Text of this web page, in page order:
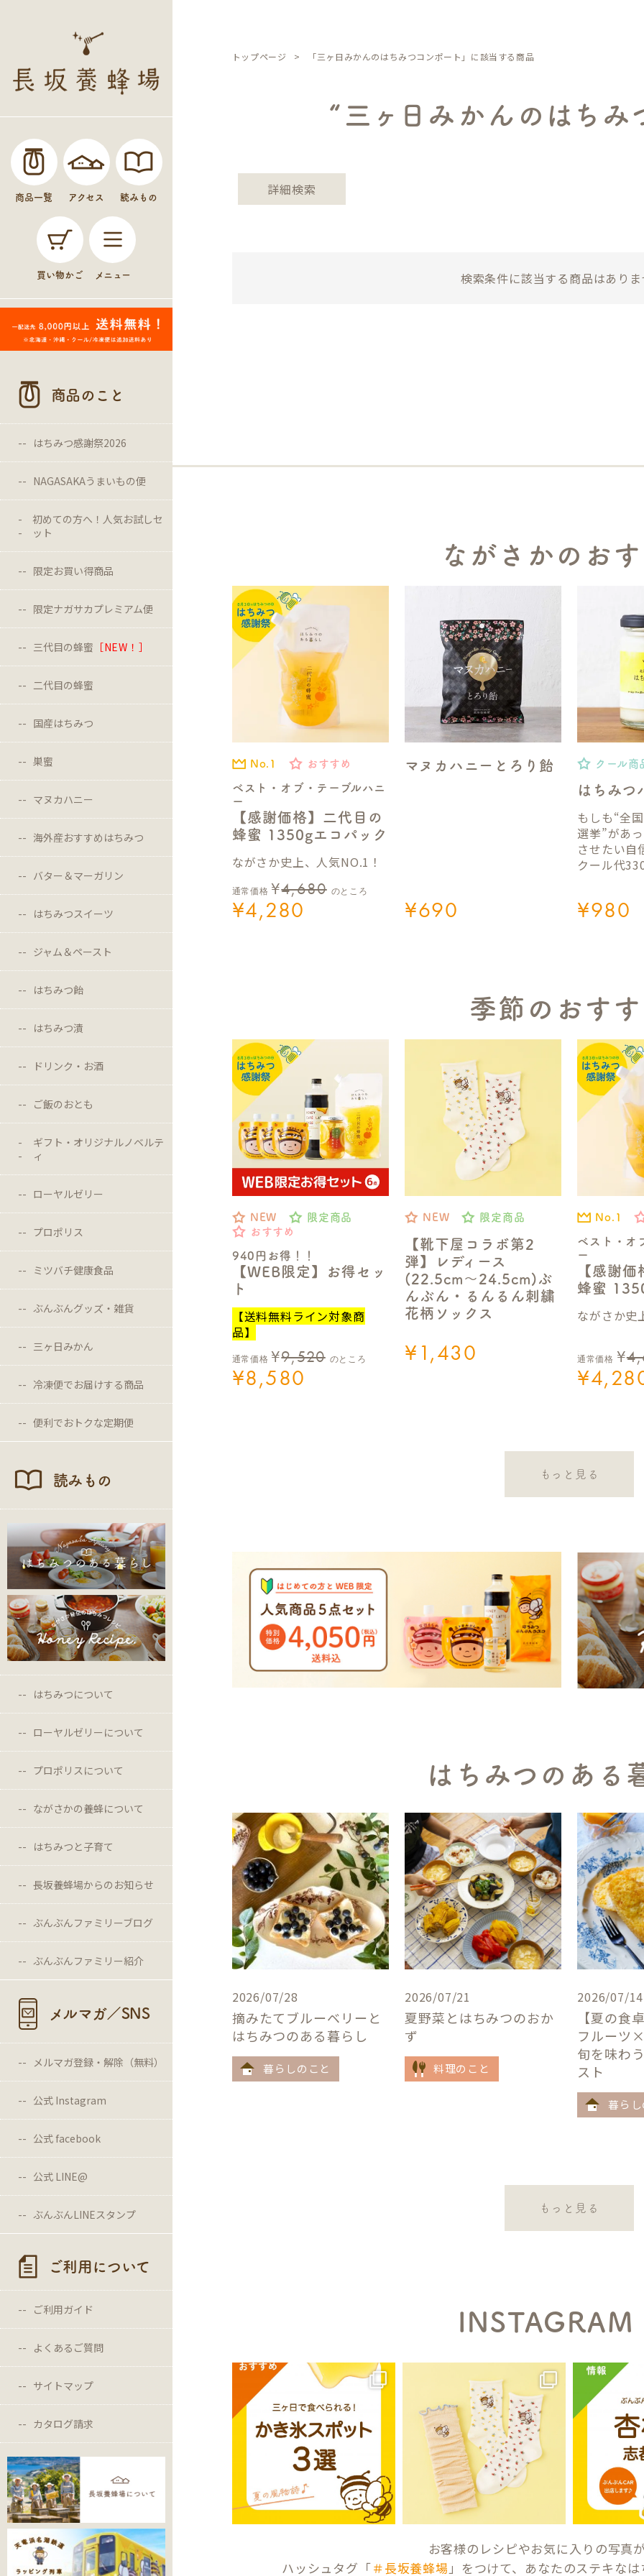
商品一覧 アクセス 読みもの
買い物かご メニュー
商品のこと
はちみつ感謝祭2026
NAGASAKAうまいもの便
初めての方へ！人気お試しセ
ット
限定お買い得商品
限定ナガサカプレミアム便
三代目の蜂蜜 ［NEW！］
二代目の蜂蜜
国産はちみつ
巣蜜
マヌカハニー
海外産おすすめはちみつ
バター＆マーガリン
はちみつスイーツ
ジャム＆ペースト
はちみつ飴
はちみつ漬
ドリンク・お酒
ご飯のおとも
ギフト・オリジナルノベルテ
ィ
ローヤルゼリー
プロポリス
ミツバチ健康食品
ぶんぶんグッズ・雑貨
三ヶ日みかん
冷凍便でお届けする商品
便利でおトクな定期便
読みもの
はちみつについて
ローヤルゼリーについて
プロポリスについて
ながさかの養蜂について
はちみつと子育て
長坂養蜂場からのお知らせ
ぶんぶんファミリーブログ
ぶんぶんファミリー紹介
メルマガ／SNS
メルマガ登録・解除（無料）
公式 Instagram
公式 facebook
公式 LINE@
ぶんぶんLINEスタンプ
ご利用について
ご利用ガイド
よくあるご質問
サイトマップ
カタログ請求
トップページ 「三ヶ日みかんのはちみつコンポート」に該当する商品
“三ヶ日みかんのはちみ
詳細検索
価格
検索条件に該当する商品はあり
ながさかのお
No.1 おすすめ
ベスト・オブ・テーブルハニ
ー
【感謝価格】二代目の
蜂蜜 1350gエコパック
ながさか史上、人気NO.1！
通常価格 ¥4,680 のところ
¥4,280
マヌカハニーとろり飴
¥690
クール商
はちみつ
もしも“全
選挙”があ
させたい自
クール代
¥980
季節のおす
NEW
限定商品
おすすめ
940円お得！！
【WEB限定】お得セッ
ト
【送料無料ライン対象商
品】
通常価格 ¥9,520 のところ
¥8,580
NEW 限定商品
【靴下屋コラボ第2
弾】レディース
(22.5cm～24.5cm)ぶ
んぶん・るんるん刺繍
花柄ソックス
¥1,430
No.1
ベスト・オ
ー
【感謝
蜂蜜
ながさか史
通常価格 ¥
¥
もっと見る
はちみつのある
2026/07/28
摘みたてブルーベリーと
はちみつのある暮らし
暮らしのこと
2026/07/21
夏野菜とはちみつのおか
ず
料理のこと
2026/07/14
【夏の食
フルーツ
旬を味わ
スト
暮ら
もっと見る
INSTAGRAM
お客様のレシピやお気に入りの写真
ハッシュタグ「＃長坂養蜂場 」をつけて、あなたのステキな